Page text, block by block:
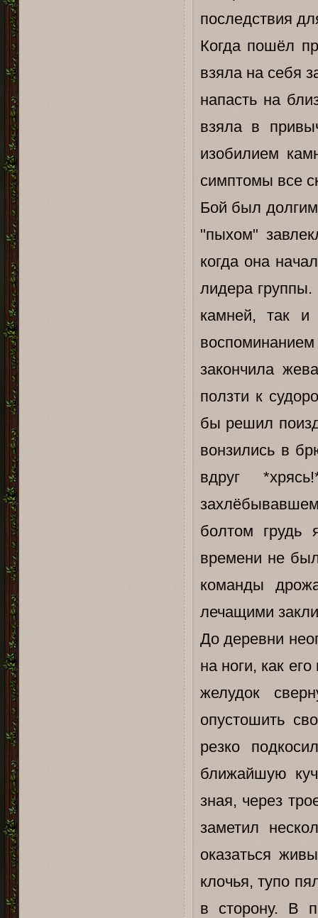
последствия
Когда пошёл
взяла на себя
напасть на
взяла в
изобилием
симптомы все
Бой был
"пыхом"
когда она
лидера группы.
камней, так и
закончила
ползти к
бы решил
вонзились в
вдруг
болтом грудь
времени не
команды
лечащими
До деревни
на ноги, как
желудок
опустошить
резко
ближайшую
зная, через
заметил
оказаться
клочья, тупо
в сторону. В